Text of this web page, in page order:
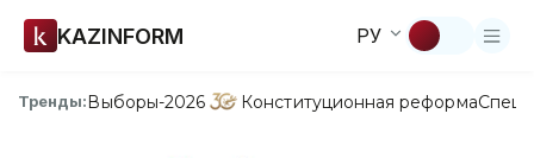
KAZINFORM РУ
Тренды:Выборы-2026 Конституционная реформа